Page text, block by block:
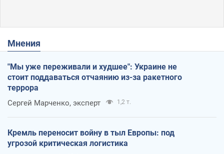
Мнения
"Мы уже переживали и худшее": Украине не
стоит поддаваться отчаянию из-за ракетного
террора
Сергей Марченко, эксперт 1,2 т.
Кремль переносит войну в тыл Европы: под
угрозой критическая логистика